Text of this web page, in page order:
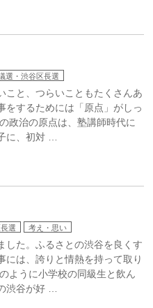
選・渋谷区長選
こと、つらいこともたくさんあ
をするためには「原点」がしっ
政治の原点は、塾講師時代に
に、初対 …
選 考え・思い
した。ふるさとの渋谷を良くす
には、誇りと情熱を持って取り
ように小学校の同級生と飲ん
渋谷が好 …